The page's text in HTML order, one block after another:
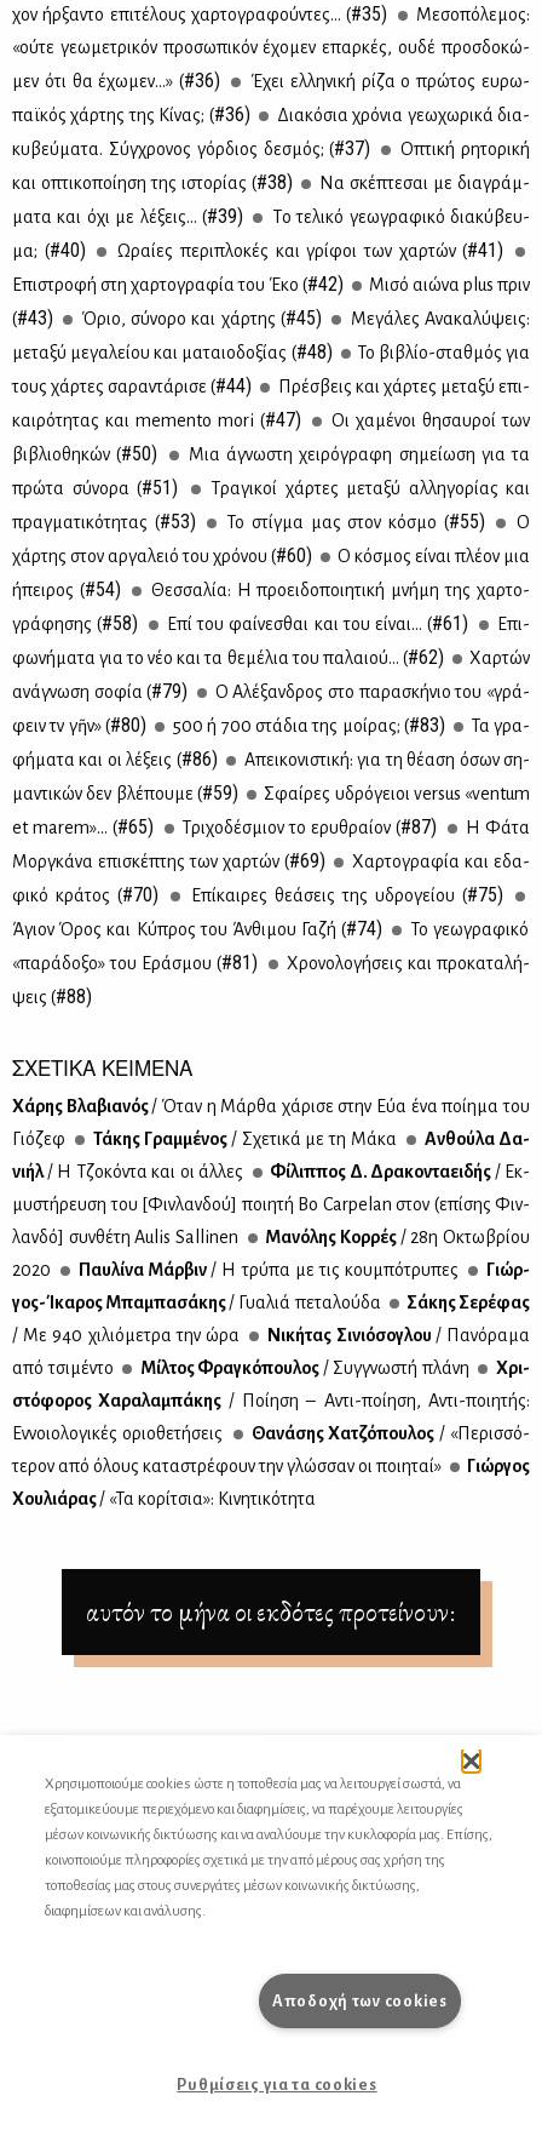
χον ήρ­ξα­ντο επι­τέ­λους χαρ­το­γρα­φού­ντες... (#35)
Με­σο­πό­λε­μος:
«ού­τε γε­ω­με­τρι­κόν προ­σω­πι­κόν έχο­μεν επαρ­κές, ου­δέ προσ­δο­κώ­
μεν ότι θα έχω­μεν...» (#36)
Έχει ελ­λη­νι­κή ρί­ζα ο πρώ­τος ευ­ρω­
παϊ­κός χάρ­της της Κί­νας; (#36)
Δια­κό­σια χρό­νια γε­ω­χω­ρι­κά δια­
κυ­βεύ­μα­τα. Σύγ­χρο­νος γόρ­διος δε­σμός; (#37)
Οπτι­κή ρη­το­ρι­κή
και οπτι­κο­ποί­η­ση της ιστο­ρί­ας (#38)
Να σκέ­πτε­σαι με δια­γράμ­
μα­τα και όχι με λέ­ξεις... (#39)
Tο τε­λι­κό γε­ω­γρα­φι­κό δια­κύ­βευ­
μα; (#40) Ωραί­ες πε­ρι­πλο­κές και γρί­φοι των χαρ­τών (#41)
Επι­στρο­φή στη χαρ­το­γρα­φία του Έκο (#42)
Mι­σό αιώ­να plus πριν
(#43) Όριο, σύ­νο­ρο και χάρ­της (#45)
Με­γά­λες Ανα­κα­λύ­ψεις:
με­τα­ξύ με­γα­λεί­ου και μα­ταιο­δο­ξί­ας (#48)
Το βι­βλίο-σταθ­μός για
τους χάρ­τες σα­ρα­ντά­ρι­σε (#44)
Πρέ­σβεις και χάρ­τες με­τα­ξύ επι­
και­ρό­τη­τας και memento mori (#47)
Οι χα­μέ­νοι θη­σαυ­ροί των
βι­βλιο­θη­κών (#50)
Μια άγνω­στη χει­ρό­γρα­φη ση­μεί­ω­ση για τα
πρώ­τα σύ­νο­ρα (#51)
Τρα­γι­κοί χάρ­τες με­τα­ξύ αλ­λη­γο­ρί­ας και
πραγ­μα­τι­κό­τη­τας (#53) Το στίγ­μα μας στον κό­σμο (#55)
O
χάρ­της στον αρ­γα­λειό του χρό­νου (#60)
Ο κό­σμος εί­ναι πλέ­ον μια
ήπει­ρος (#54)
Θεσ­σα­λία: Η προει­δο­ποι­η­τι­κή μνή­μη της χαρ­το­
γρά­φη­σης (#58) Επί του φαί­νε­σθαι και του εί­ναι... (#61)
Επι­
φω­νή­μα­τα για το νέο και τα θε­μέ­λια του πα­λαιού... (#62)
Χαρ­τών
ανά­γνω­ση σο­φία (#79)
Ο Αλέ­ξαν­δρος στο πα­ρα­σκή­νιο του «γρά­
φειν τὴν γῆν» (#80) 500 ή 700 στά­δια της μοί­ρας; (#83)
Τα γρα­
φή­μα­τα και οι λέ­ξεις (#86)
Απει­κο­νι­στι­κή: για τη θέ­α­ση όσων ση­
μα­ντι­κών δεν βλέ­που­με (#59)
Σφαί­ρες υδρό­γειοι versus «ventum
et marem»... (#65) Τρι­χο­δέ­σμιον το ερυ­θραί­ον (#87)
Η Φά­τα
Μορ­γκά­να επι­σκέ­πτης των χαρ­τών (#69)
Χαρ­το­γρα­φία και εδα­
φι­κό κρά­τος (#70) Επί­και­ρες θε­ά­σεις της υδρο­γεί­ου (#75)
Άγιον Όρος και Κύ­προς του Άν­θι­μου Γα­ζή (#74)
Το γε­ω­γρα­φι­κό
«πα­ρά­δο­ξο» του Ερά­σμου (#81)
Χρο­νο­λο­γή­σεις και προ­κα­τα­λή­
ψεις (#88)
ΣΧΕΤΙΚΑ ΚΕΙΜΕΝΑ
Χά­ρης Βλα­βια­νός/ Όταν η Μάρ­θα χά­ρι­σε στην Εύα ένα ποί­η­μα του
Γιό­ζεφ
Τά­κης Γραμ­μέ­νος / Σχε­τι­κά με τη Μά­κα
Αν­θού­λα Δα­
νι­ήλ/ H Tζο­κό­ντα και οι άλ­λες Φί­λιπ­πος Δ. Δρα­κο­ντα­ει­δής / Εκ­
μυ­στή­ρευ­ση του [Φιν­λαν­δού] ποι­η­τή Bo Carpelan στον (επί­σης Φιν­
λαν­δό] συν­θέ­τη Aulis Sallinen
Μα­νό­λης Κορ­ρές / 28η Οκτω­βρί­ου
2020
Παυ­λί­να Μάρ­βιν / Η τρύ­πα με τις κου­μπό­τρυ­πες
Γιώρ­
γος-Ίκα­ρος Μπα­μπα­σά­κης/ Γυα­λιά πε­τα­λού­δα
Σά­κης Σε­ρέ­φας
/ Mε 940 χι­λιό­με­τρα την ώρα
Νι­κή­τας Σι­νιό­σο­γλου / Πα­νό­ρα­μα
από τσι­μέ­ντο
Μίλ­τος Φρα­γκό­που­λος / Συγ­γνω­στή πλά­νη
Χρι­
στό­φο­ρος Χα­ρα­λα­μπά­κης / Ποί­η­ση – Αντι-ποί­η­ση, Αντι-ποι­η­τής:
Εν­νοιο­λο­γι­κές οριο­θε­τή­σεις
Θα­νά­σης Χα­τζό­που­λος / «Πε­ρισ­σό­
τε­ρον από όλους κα­τα­στρέ­φουν την γλώσ­σαν οι ποι­η­ταί»
Γιώρ­γος
Χου­λιά­ρας/ «Τα κο­ρί­τσια»: Κι­νη­τι­κό­τη­τα
αυτόν το μήνα οι εκδότες προτείνουν:
Χρησιμοποιούμε cookies ώστε η τοποθεσία μας να λειτουργεί σωστά, να
εξατομικεύουμε περιεχόμενο και διαφημίσεις, να παρέχουμε λειτουργίες
μέσων κοινωνικής δικτύωσης και να αναλύουμε την κυκλοφορία μας. Επίσης,
κοινοποιούμε πληροφορίες σχετικά με την από μέρους σας χρήση της
τοποθεσίας μας στους συνεργάτες μέσων κοινωνικής δικτύωσης,
διαφημίσεων και ανάλυσης.
Αποδοχή των cookies
Ρυθμίσεις για τα cookies